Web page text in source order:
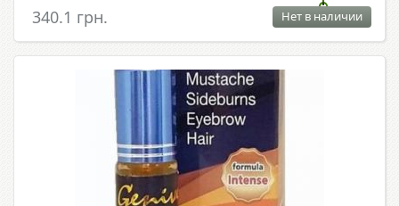
340.1 грн. Нет в наличии